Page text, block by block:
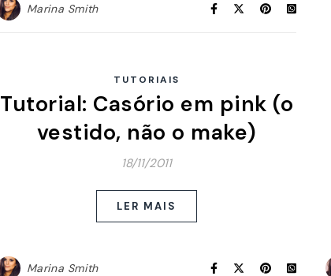
Marina Smith
TUTORIAIS
Tutorial: Casório em pink (o
vestido, não o make)
18/11/2011
LER MAIS
Marina Smith